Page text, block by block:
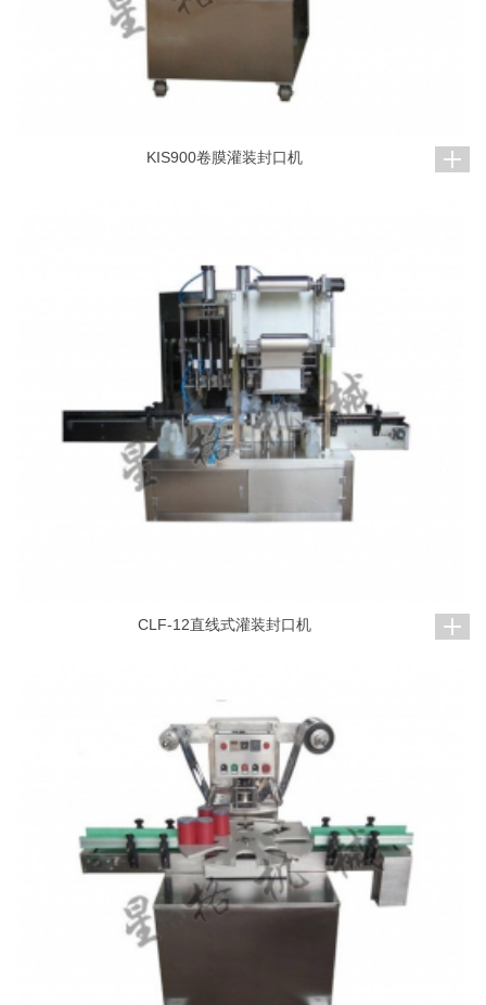
KIS900卷膜灌装封口机
CLF-12直线式灌装封口机